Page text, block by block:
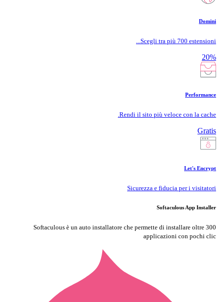
Domini
Scegli tra più 700 estensioni...
20%
Performance
Rendi il sito più veloce con la cache.
Gratis
Let's Encrypt
Sicurezza e fiducia per i visitatori
Softaculous App Installer
Softaculous è un auto installatore che permette di installare oltre 300
applicazioni con pochi clic